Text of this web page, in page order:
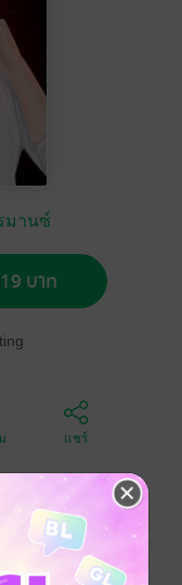
มานซ์
บาท
แชร์
างนั้นไหมที่รักไม่
บ